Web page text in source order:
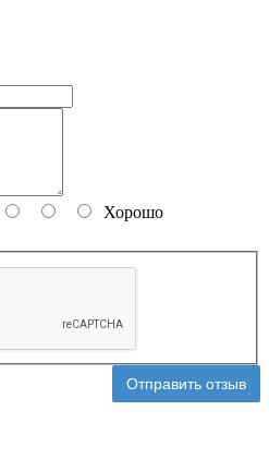
Хорошо
Отправить отзыв